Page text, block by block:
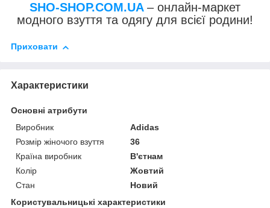
SHO-SHOP.COM.UA – онлайн-маркет
модного взуття та одягу для всієї родини!
Приховати
Характеристики
Основні атрибути
Виробник
Adidas
Розмір жіночого взуття
36
Країна виробник
В'єтнам
Колір
Жовтий
Стан
Новий
Користувальницькі характеристики